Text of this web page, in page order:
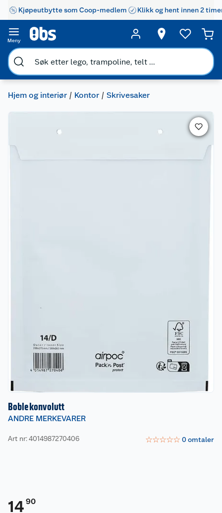
Kjøpeutbytte som Coop-medlem Klikk og hent innen 2
Meny
Hjem og interiør Kontor Skrivesaker
Boblekonvolutt
ANDRE MERKEVARER
Art nr: 4014987270406 ☆☆☆☆☆ 0omtaler
14 90